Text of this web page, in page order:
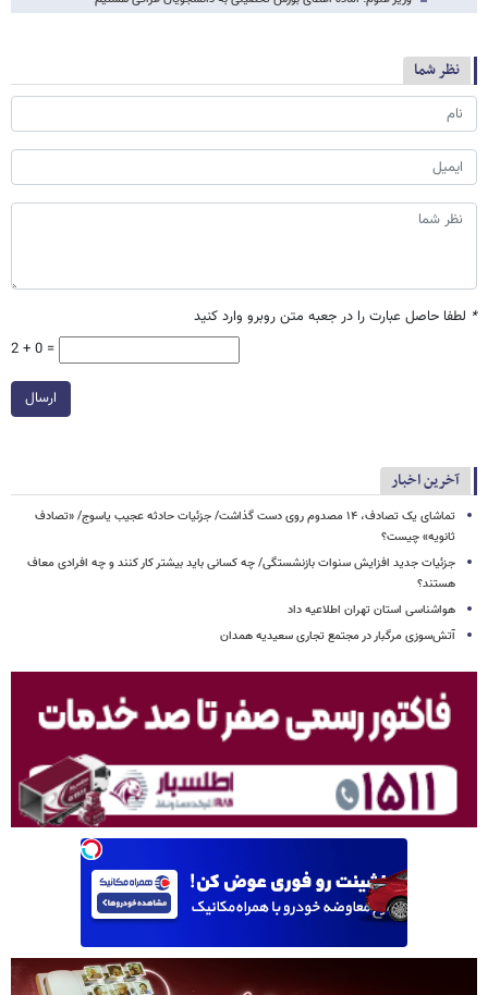
نظر شما
* لطفا حاصل عبارت را در جعبه متن روبرو وارد کنید
2 + 0 =
ارسال
آخرین اخبار
تماشای یک تصادف، ۱۴ مصدوم روی دست گذاشت/ جزئیات حادثه عجیب یاسوج/ «تصادف
ثانویه» چیست؟
جزئیات جدید افزایش سنوات بازنشستگی/ چه کسانی باید بیشتر کار کنند و چه افرادی معاف
هستند؟
هواشناسی استان تهران اطلاعیه داد
آتش‌سوزی مرگبار در مجتمع تجاری سعیدیه همدان